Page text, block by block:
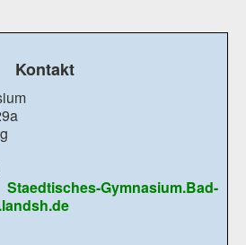
Kontakt
Staedtisches-Gymnasium.Bad-